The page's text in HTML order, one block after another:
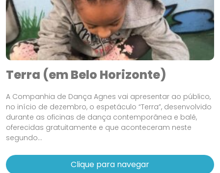
Terra (em Belo Horizonte)
A Companhia de Dança Agnes vai apresentar ao público,
no início de dezembro, o espetáculo “Terra”, desenvolvido
durante as oficinas de dança contemporânea e balé,
oferecidas gratuitamente e que aconteceram neste
segundo...
Clique para navegar